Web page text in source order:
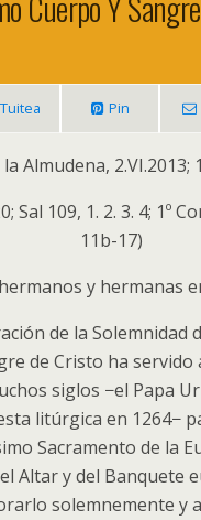
Tuitea Pin
Almudena, 2.VI.2013;
Sal 109, 1. 2. 3. 4; 1º
11b-17)
y hermanas
de la Solemnidad
de Cristo ha servido
siglos −el Papa
litúrgica en 1264−
Sacramento de la
Altar y del Banquete
solemnemente y